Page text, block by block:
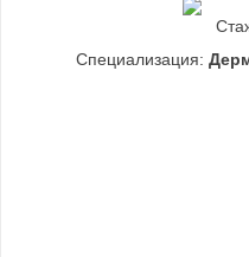
Специализация: